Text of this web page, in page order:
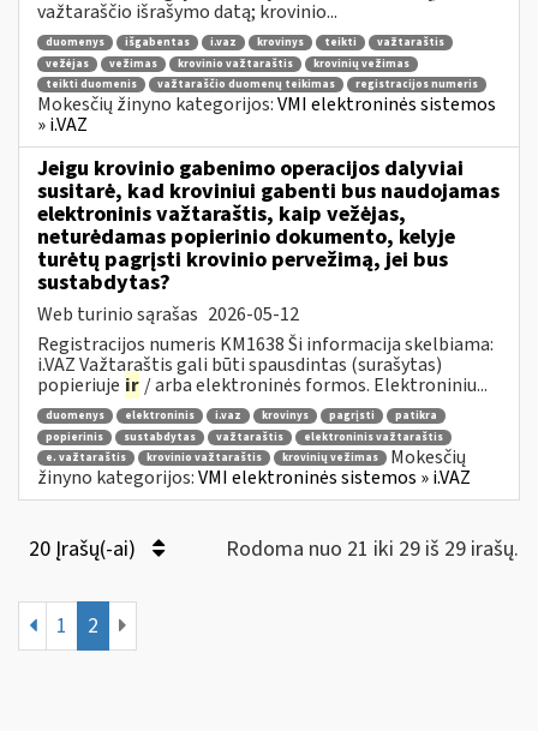
važtaraščio išrašymo datą; krovinio...
duomenys išgabentas i.vaz krovinys teikti
važtaraštis
vežėjas
vežimas krovinio važtaraštis
krovinių vežimas
teikti duomenis
važtaraščio duomenų teikimas registracijos numeris
Mokesčių žinyno kategorijos:VMI elektroninės sistemos
» i.VAZ
Jeigu krovinio gabenimo operacijos dalyviai
susitarė, kad kroviniui gabenti bus naudojamas
elektroninis važtaraštis, kaip vežėjas,
neturėdamas popierinio dokumento, kelyje
turėtų pagrįsti krovinio pervežimą, jei bus
sustabdytas?
Web turinio sąrašas 2026-05-12
Registracijos numeris KM1638 Ši informacija skelbiama:
i.VAZ Važtaraštis gali būti spausdintas (surašytas)
popieriuje ir / arba elektroninės formos. Elektroniniu...
duomenys elektroninis i.vaz krovinys pagrįsti
patikra
popierinis
sustabdytas važtaraštis
elektroninis važtaraštis
e. važtaraštis
krovinio važtaraštis krovinių vežimas
Mokesčių
žinyno kategorijos:VMI elektroninės sistemos » i.VAZ
20 Įrašų(-ai) Rodoma nuo 21 iki 29 iš 29 irašų.
1 2